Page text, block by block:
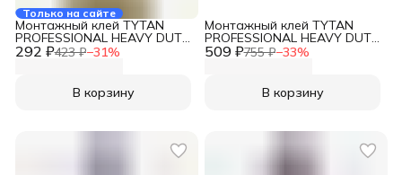
Только на сайте
292 ₽423 ₽−31%
Монтажный клей TYTAN
PROFESSIONAL HEAVY DUTY
каучуковый 100мл 23714
В корзину
509 ₽755 ₽−33%
Монтажный клей TYTAN
PROFESSIONAL HEAVY DUTY
каучуковый 310мл 62963
В корзину